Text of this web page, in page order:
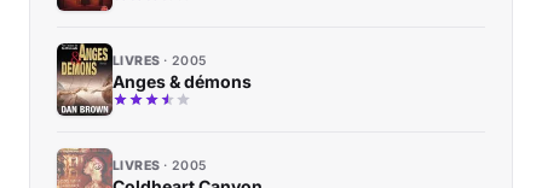
LIVRES 2005
Anges & démons
LIVRES 2005